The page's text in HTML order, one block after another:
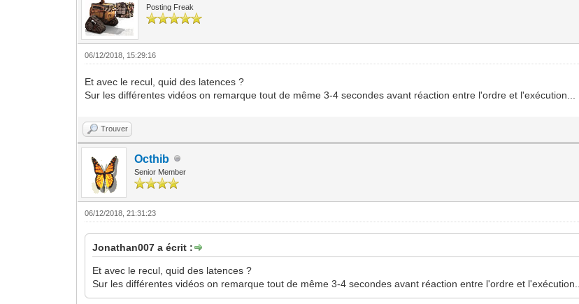
Posting Freak
06/12/2018, 15:29:16
Et avec le recul, quid des latences ?
Sur les différentes vidéos on remarque tout de même 3-4 secondes avant réaction entre l'ordre et l'exécution...
Trouver
Octhib
Senior Member
06/12/2018, 21:31:23
Jonathan007 a écrit :
Et avec le recul, quid des latences ?
Sur les différentes vidéos on remarque tout de même 3-4 secondes avant réaction entre l'ordre et l'exécution...